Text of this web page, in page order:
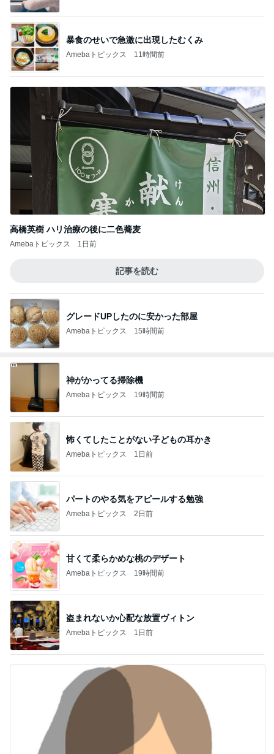
暴食のせいで急激に出現したむくみ
Amebaトピックス 11時間前
高橋英樹 ハリ治療の後に二色蕎麦
Amebaトピックス 1日前
記事を読む
グレードUPしたのに安かった部屋
Amebaトピックス 15時間前
神がかってる掃除機
Amebaトピックス 19時間前
怖くてしたことがない子どもの耳かき
Amebaトピックス 1日前
パートのやる気をアピールする勉強
Amebaトピックス 2日前
甘くて柔らかめな桃のデザート
Amebaトピックス 19時間前
盗まれないか心配な放置ヴィトン
Amebaトピックス 1日前